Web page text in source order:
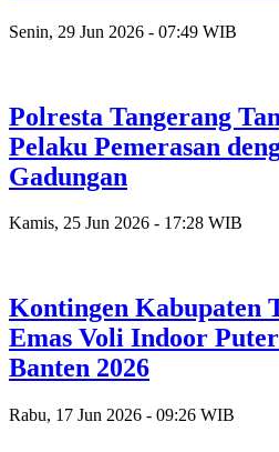
Senin, 29 Jun 2026 - 07:49 WIB
Polresta Tangerang
Pelaku Pemerasan
Gadungan
Kamis, 25 Jun 2026 - 17:28 WIB
Kontingen Kabupaten
Emas Voli Indoor
Banten 2026
Rabu, 17 Jun 2026 - 09:26 WIB